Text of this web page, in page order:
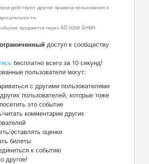
действуют другие правила пользования и
продаются через AD ticket GmbH.
доступ к сообществу
бесплатно всего за 10 секунд!
пользователи могут:
с другими пользователями
пользователей, которые тоже
это событие
читать комментарии других
оставлять оценки
билеты
к событию
другое!